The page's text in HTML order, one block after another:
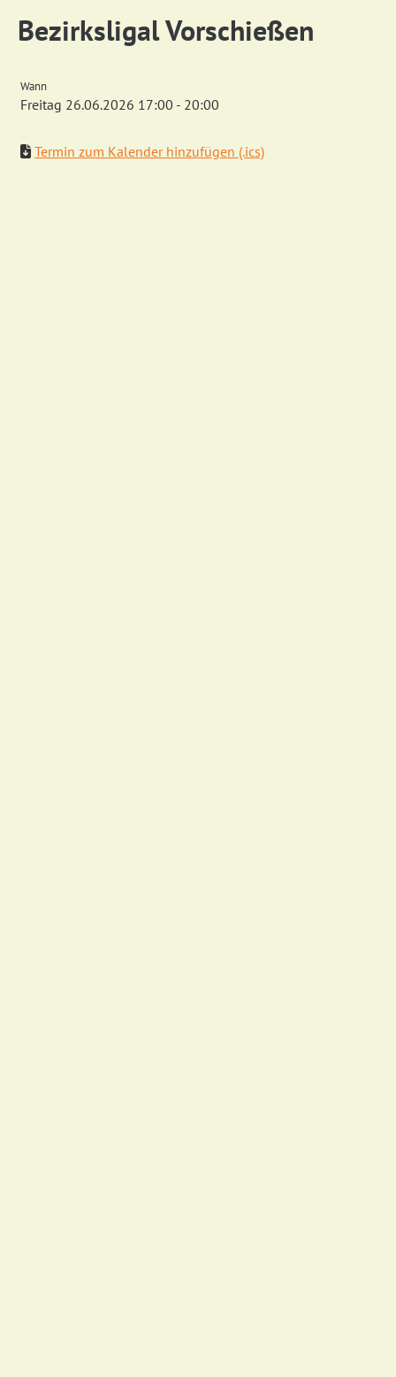
Bezirksligal Vorschießen
Wann
Freitag 26.06.2026 17:00 - 20:00
Termin zum Kalender hinzufügen (.ics)